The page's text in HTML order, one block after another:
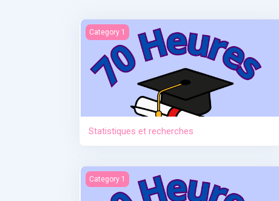
Statistiques et recherches
Category 1
Statistiques et recherches
Compétences en communication 2ème semestre
Category 1